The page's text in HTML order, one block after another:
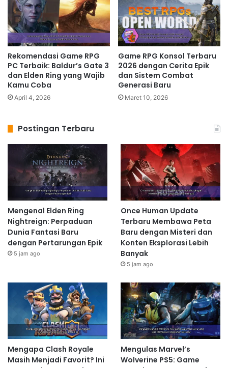
Rekomendasi Game RPG
PC Terbaik: Baldur’s Gate 3
dan Elden Ring yang Wajib
Kamu Coba
April 4, 2026
Game RPG Konsol Terbaru
2026 dengan Cerita Epik
dan Sistem Combat
Generasi Baru
Maret 10, 2026
Postingan Terbaru
Mengenal Elden Ring
Nightreign: Perpaduan
Dunia Fantasi Baru
dengan Pertarungan Epik
5 jam ago
Once Human Update
Terbaru Membawa Peta
Baru dengan Misteri dan
Konten Eksplorasi Lebih
Banyak
5 jam ago
Mengapa Clash Royale
Masih Menjadi Favorit? Ini
Mengulas Marvel’s
Wolverine PS5: Game